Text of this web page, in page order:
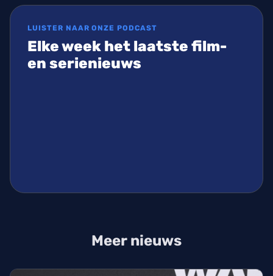
LUISTER NAAR ONZE PODCAST
Elke week het laatste film-
en serienieuws
Meer nieuws